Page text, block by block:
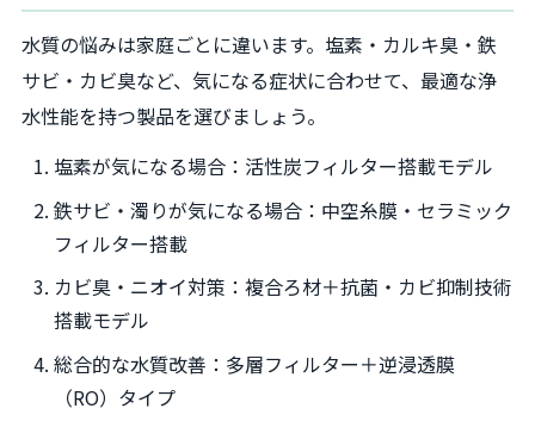
水質の悩みは家庭ごとに違います。塩素・カルキ臭・鉄
サビ・カビ臭など、気になる症状に合わせて、最適な浄
水性能を持つ製品を選びましょう。
塩素が気になる場合：活性炭フィルター搭載モデル
鉄サビ・濁りが気になる場合：中空糸膜・セラミック
フィルター搭載
カビ臭・ニオイ対策：複合ろ材＋抗菌・カビ抑制技術
搭載モデル
総合的な水質改善：多層フィルター＋逆浸透膜
（RO）タイプ